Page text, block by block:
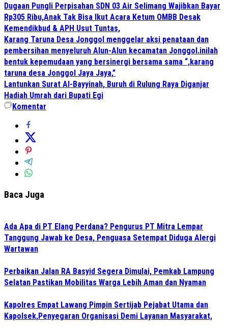
Dugaan Pungli Perpisahan SDN 03 Air Selimang Wajibkan Bayar
Rp305 Ribu,Anak Tak Bisa Ikut Acara Ketum OMBB Desak
Kemendikbud & APH Usut Tuntas,
Karang Taruna Desa Jonggol menggelar aksi penataan dan
pembersihan menyeluruh Alun-Alun kecamatan Jonggol.inilah
bentuk kepemudaan yang bersinergi bersama sama “,karang
taruna desa Jonggol Jaya Jaya,”
Lantunkan Surat Al-Bayyinah, Buruh di Rulung Raya Diganjar
Hadiah Umrah dari Bupati Egi
Komentar
Baca Juga
Ada Apa di PT Elang Perdana? Pengurus PT Mitra Lempar
Tanggung Jawab ke Desa, Penguasa Setempat Diduga Alergi
Wartawan
Perbaikan Jalan RA Basyid Segera Dimulai, Pemkab Lampung
Selatan Pastikan Mobilitas Warga Lebih Aman dan Nyaman
Kapolres Empat Lawang Pimpin Sertijab Pejabat Utama dan
Kapolsek,Penyegaran Organisasi Demi Layanan Masyarakat,